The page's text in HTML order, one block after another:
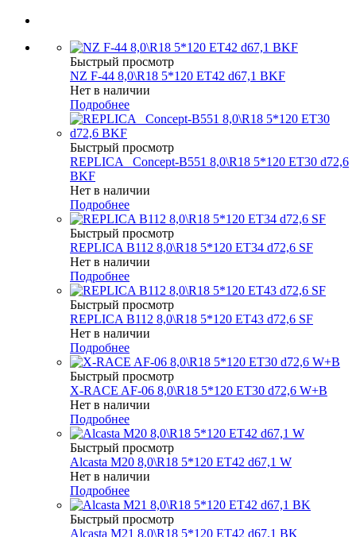
Быстрый просмотр
NZ F-44 8,0\R18 5*120 ET42 d67,1 BKF
Нет в наличии
Подробнее
Быстрый просмотр
REPLICA _Concept-B551 8,0\R18 5*120 ET30 d72,6
BKF
Нет в наличии
Подробнее
Быстрый просмотр
REPLICA B112 8,0\R18 5*120 ET34 d72,6 SF
Нет в наличии
Подробнее
Быстрый просмотр
REPLICA B112 8,0\R18 5*120 ET43 d72,6 SF
Нет в наличии
Подробнее
Быстрый просмотр
X-RACE AF-06 8,0\R18 5*120 ET30 d72,6 W+B
Нет в наличии
Подробнее
Быстрый просмотр
Alcasta M20 8,0\R18 5*120 ET42 d67,1 W
Нет в наличии
Подробнее
Быстрый просмотр
Alcasta M21 8,0\R18 5*120 ET42 d67,1 BK